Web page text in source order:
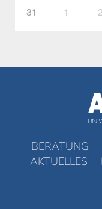
31 1 2
BERATUNG
AKTUELLES